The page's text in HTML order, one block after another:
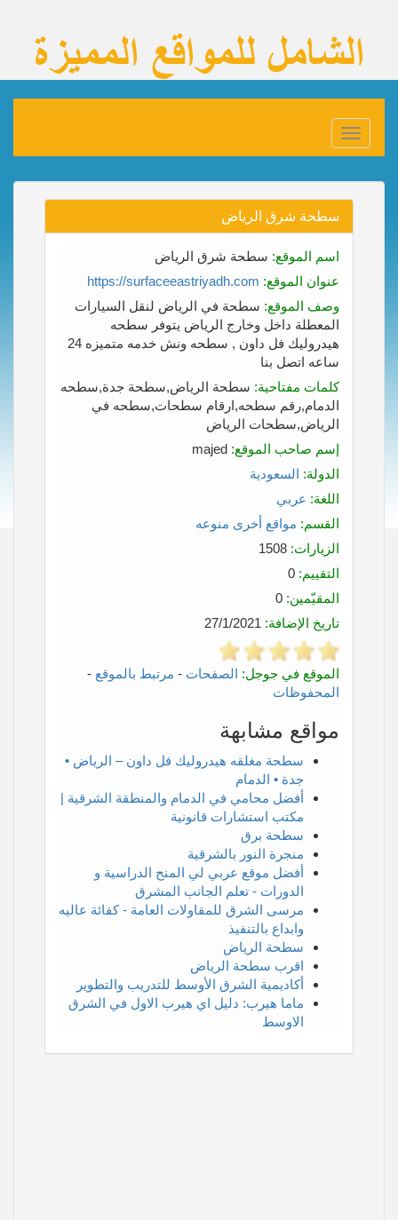
Toggle
navigation
سطحة شرق الرياض
اسم الموقع: سطحة شرق الرياض
عنوان الموقع: https://surfaceeastriyadh.com
وصف الموقع: سطحة في الرياض لنقل السيارات
المعطلة داخل وخارج الرياض يتوفر سطحه
هيدروليك فل داون , سطحه ونش خدمه متميزه 24
ساعه اتصل بنا
كلمات مفتاحية: سطحة الرياض,سطحة جدة,سطحه
الدمام,رقم سطحه,ارقام سطحات,سطحه في
الرياض,سطحات الرياض
إسم صاحب الموقع:
الدولة: السعودية
اللغة: عربي
القسم: مواقع أخرى منوعه
الزيارات:
التقييم:
المقيّمين:
تاريخ الإضافة:
الموقع في جوجل: الصفحات - مرتبط بالموقع -
المحفوظات
مواقع مشابهة
سطحة مغلقه هيدروليك فل داون – الرياض •
جدة • الدمام
أفضل محامي في الدمام والمنطقة الشرقية |
مكتب استشارات قانونية
سطحة برق
منجرة النور بالشرقية
أفضل موقع عربي لي المنح الدراسية و
الدورات - تعلم الجانب المشرق
مرسى الشرق للمقاولات العامة - كفائة عاليه
وابداع بالتنفيذ
سطحة الرياض
اقرب سطحة الرياض
أكاديمية الشرق الأوسط للتدريب والتطوير
ماما هيرب: دليل اي هيرب الاول في الشرق
الاوسط